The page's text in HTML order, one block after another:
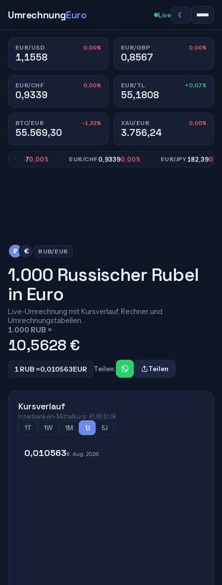
UmrechnungEuro Live ☾
EUR/USD 0,00%
1,1558
EUR/GBP 0,00%
0,8567
EUR/CHF 0,00%
0,9339
EUR/TL +0,07%
55,1808
BTC/EUR -1,32%
55.569,30
XAU/EUR 0,00%
3.756,24
0,00% EUR/CHF0,93390,00% EUR/JPY182,390,00%
₽ € RUB/EUR
1.000 Russischer Rubel
in Euro
Live-Umrechnung mit Kursverlauf, Rechner und
Umrechnungstabellen.
1.000 RUB =
10,5628 €
1 RUB =0,010563EUR Teilen: Teilen
Kursverlauf
Interbanken-Mittelkurs · RUB/EUR
1T
1W 1M 1J 5J
0,0105638. Aug. 2026